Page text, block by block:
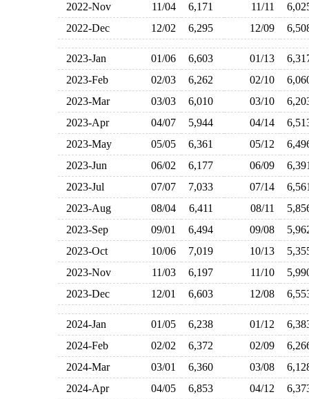
2022-Nov
11/04 6,171 11/11
2022-Dec
12/02 6,295 12/09
2023-Jan 01/06 6,603 01/13
2023-Feb
02/03 6,262 02/10
2023-Mar
03/03 6,010 03/10
2023-Apr
04/07 5,944 04/14
2023-May
05/05 6,361 05/12
2023-Jun
06/02 6,177 06/09
2023-Jul
07/07 7,033 07/14
2023-Aug
08/04 6,411 08/11
2023-Sep
09/01 6,494 09/08
2023-Oct
10/06 7,019 10/13
2023-Nov
11/03 6,197 11/10
2023-Dec
12/01 6,603 12/08
2024-Jan 01/05 6,238 01/12
2024-Feb
02/02 6,372 02/09
2024-Mar
03/01 6,360 03/08
2024-Apr
04/05 6,853 04/12